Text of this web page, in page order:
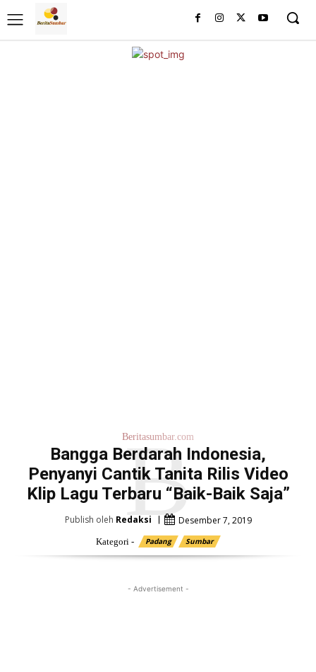
Beritasumbar.com
Bangga Berdarah Indonesia,
Penyanyi Cantik Tanita Rilis Video
Klip Lagu Terbaru “Baik-Baik Saja”
B
Publish oleh Redaksi Desember 7, 2019
Kategori - Padang Sumbar
- Advertisement -